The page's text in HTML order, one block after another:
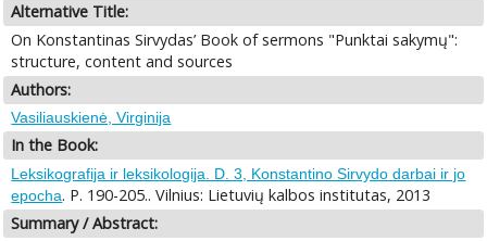
Alternative Title:
On Konstantinas Sirvydas’ Book of sermons "Punktai sakymų":
structure, content and sources
Authors:
Vasiliauskienė, Virginija
In the Book:
Leksikografija ir leksikologija. D. 3, Konstantino Sirvydo darbai ir jo
epocha. P. 190-205.. Vilnius: Lietuvių kalbos institutas, 2013
Summary / Abstract: